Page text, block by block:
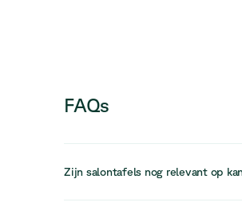
FAQs
Zijn salontafels nog relevant op
Ja, salontafels blijven een